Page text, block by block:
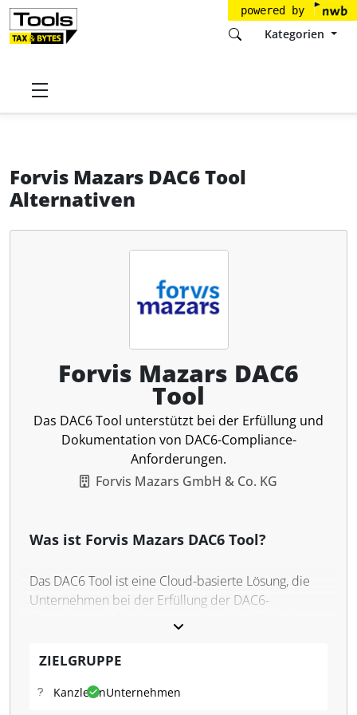
powered by
Kategorien
Startseite
Forvis Mazars DAC6 Tool
Alternativen
Forvis Mazars DAC6
Tool
Das DAC6 Tool unterstützt bei der Erfüllung und
Dokumentation von DAC6-Compliance-
Anforderungen.
Forvis Mazars GmbH & Co. KG
Was ist Forvis Mazars DAC6 Tool?
Das DAC6 Tool ist eine Cloud-basierte Lösung, die
Unternehmen bei der Erfüllung der DAC6-
Strukturen der Nutzer angepasst werden zu können.
Dokumentation von DAC6-relevanten Transaktionen.
ZIELGRUPPE
KanzleienUnternehmen